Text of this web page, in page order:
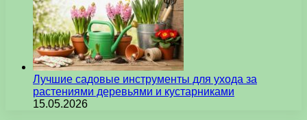
Лучшие садовые инструменты для ухода за
растениями деревьями и кустарниками
15.05.2026